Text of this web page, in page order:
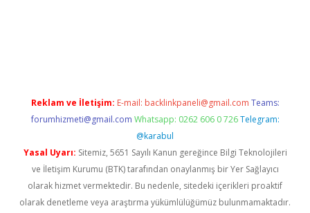
Reklam ve İletişim: E-mail: backlinkpaneli@gmail.com Teams:
forumhizmeti@gmail.com Whatsapp: 0262 606 0 726 Telegram:
@karabul
Yasal Uyarı: Sitemiz, 5651 Sayılı Kanun gereğince Bilgi Teknolojileri
ve İletişim Kurumu (BTK) tarafından onaylanmış bir Yer Sağlayıcı
olarak hizmet vermektedir. Bu nedenle, sitedeki içerikleri proaktif
olarak denetleme veya araştırma yükümlülüğümüz bulunmamaktadır.